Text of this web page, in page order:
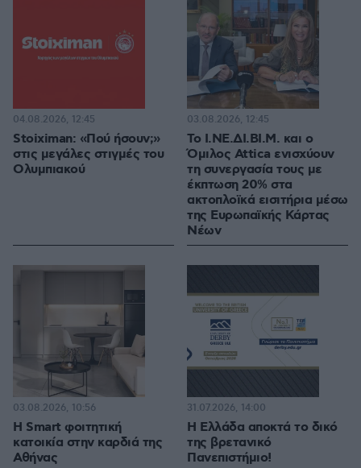
Stoiximan: «Πού ήσουν;»
στις μεγάλες στιγμές του
Ολυμπιακού
04.08.2026, 12:45
Το Ι.ΝΕ.ΔΙ.ΒΙ.Μ. και o
Όμιλος Attica ενισχύουν
τη συνεργασία τους με
έκπτωση 20% στα
ακτοπλοϊκά εισιτήρια μέσω
της Ευρωπαϊκής Κάρτας
Νέων
03.08.2026, 12:45
Η Smart φοιτητική
κατοικία στην καρδιά της
Αθήνας
03.08.2026, 10:56
Η Ελλάδα αποκτά το δικό
της βρετανικό
Πανεπιστήμιο!
31.07.2026, 14:00